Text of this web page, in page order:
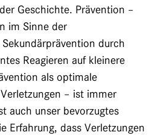
Geschichte. Prävention –
im Sinne der
durch
Reagieren auf kleinere
als optimale
– ist immer
auch unser bevorzugtes
Erfahrung, dass Verletzungen